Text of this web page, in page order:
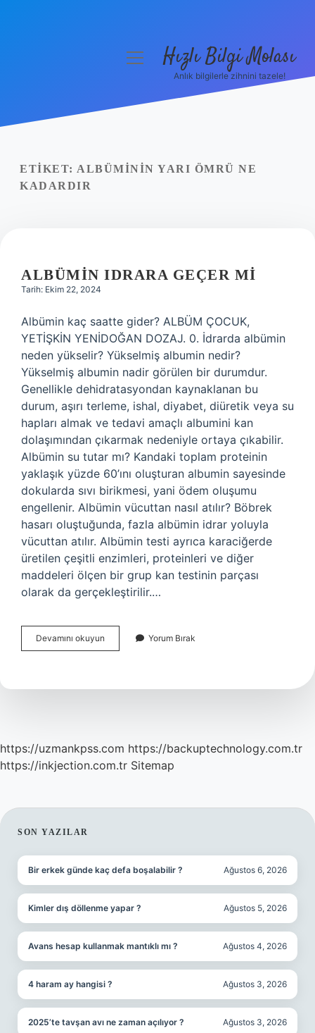
Yasal Uyarı
menüyüHızlı Bilgi Molası
Anlık bilgilerle zihnini tazele!
ETIKET: ALBÜMININ YARI ÖMRÜ NE
KADARDIR
ALBÜMIN IDRARA GEÇER MI
Tarih: Ekim 22, 2024
Albümin kaç saatte gider? ALBÜM ÇOCUK,
YETİŞKİN YENİDOĞAN DOZAJ. 0. İdrarda albümin
neden yükselir? Yükselmiş albumin nedir?
Yükselmiş albumin nadir görülen bir durumdur.
Genellikle dehidratasyondan kaynaklanan bu
durum, aşırı terleme, ishal, diyabet, diüretik veya su
hapları almak ve tedavi amaçlı albumini kan
dolaşımından çıkarmak nedeniyle ortaya çıkabilir.
Albümin su tutar mı? Kandaki toplam proteinin
yaklaşık yüzde 60’ını oluşturan albumin sayesinde
dokularda sıvı birikmesi, yani ödem oluşumu
engellenir. Albümin vücuttan nasıl atılır? Böbrek
hasarı oluştuğunda, fazla albümin idrar yoluyla
vücuttan atılır. Albümin testi ayrıca karaciğerde
üretilen çeşitli enzimleri, proteinleri ve diğer
maddeleri ölçen bir grup kan testinin parçası
olarak da gerçekleştirilir.…
Devamını okuyun
Idrara
Yorum Bırak
https://uzmankpss.com https://backuptechnology.com.tr
https://inkjection.com.tr Sitemap
SIDEBAR
SON YAZILAR
Bir erkek günde kaç defa boşalabilir ? Ağustos 6, 2026
Kimler dış döllenme yapar ? Ağustos 5, 2026
Avans hesap kullanmak mantıklı mı ? Ağustos 4, 2026
4 haram ay hangisi ? Ağustos 3, 2026
2025’te tavşan avı ne zaman açılıyor ? Ağustos 3, 2026